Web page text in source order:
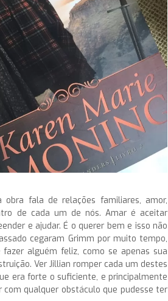
fala de relações familiares, amor,
de cada um de nós. Amar é aceitar
e ajudar. É o querer bem e isso não
cegaram Grimm por muito tempo,
alguém feliz, como se apenas sua
Ver Jillian romper cada um destes
era forte o suficiente, e principalmente
qualquer obstáculo que pudesse ter